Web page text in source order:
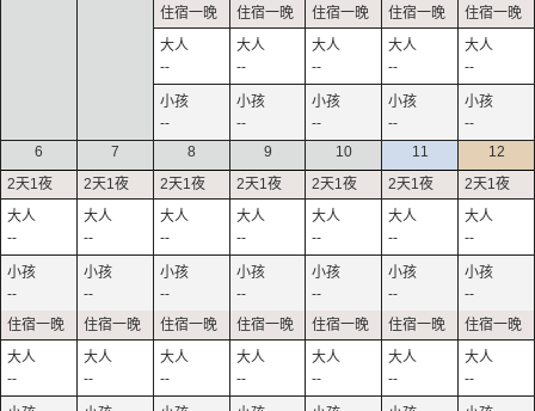
--
--
--
--
--
--
--
--
--
--
6
--
--
--
7
--
--
--
8
--
--
--
9
--
--
--
10
--
--
--
11
--
--
--
12
--
--
--